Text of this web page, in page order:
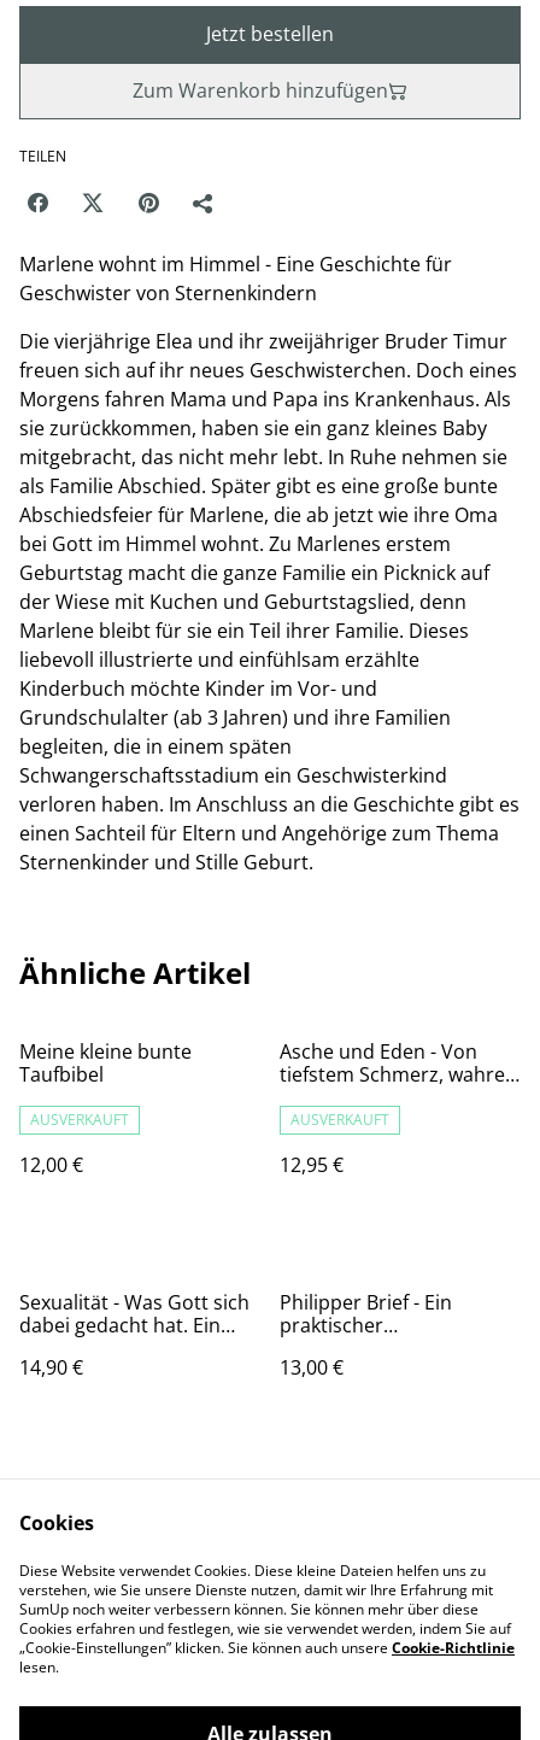
Jetzt bestellen
Zum Warenkorb hinzufügen
TEILEN
Marlene wohnt im Himmel - Eine Geschichte für
Geschwister von Sternenkindern
Die vierjährige Elea und ihr zweijähriger Bruder Timur
freuen sich auf ihr neues Geschwisterchen. Doch eines
Morgens fahren Mama und Papa ins Krankenhaus. Als
sie zurückkommen, haben sie ein ganz kleines Baby
mitgebracht, das nicht mehr lebt. In Ruhe nehmen sie
als Familie Abschied. Später gibt es eine große bunte
Abschiedsfeier für Marlene, die ab jetzt wie ihre Oma
bei Gott im Himmel wohnt. Zu Marlenes erstem
Geburtstag macht die ganze Familie ein Picknick auf
der Wiese mit Kuchen und Geburtstagslied, denn
Marlene bleibt für sie ein Teil ihrer Familie. Dieses
liebevoll illustrierte und einfühlsam erzählte
Kinderbuch möchte Kinder im Vor- und
Grundschulalter (ab 3 Jahren) und ihre Familien
begleiten, die in einem späten
Schwangerschaftsstadium ein Geschwisterkind
verloren haben. Im Anschluss an die Geschichte gibt es
einen Sachteil für Eltern und Angehörige zum Thema
Sternenkinder und Stille Geburt.
Ähnliche Artikel
Meine kleine bunte
Taufbibel
AUSVERKAUFT
12,00 €
Asche und Eden - Von
tiefstem Schmerz, wahrer
Begegnung, die alles
verändert.
AUSVERKAUFT
12,95 €
Sexualität - Was Gott sich
dabei gedacht hat. Ein
14,90 €
Philipper Brief - Ein
praktischer
Meyer
13,00 €
Kontaktieren Sie uns
Rechtliche
Bestimmungen
Datenschutzbestimm
ungen von SumUp
Cookie-Richtlinie
Cookies
Diese Website verwendet Cookies. Diese kleine Dateien helfen uns zu
verstehen, wie Sie unsere Dienste nutzen, damit wir Ihre Erfahrung mit
SumUp noch weiter verbessern können. Sie können mehr über diese
Cookies erfahren und festlegen, wie sie verwendet werden, indem Sie auf
„Cookie-Einstellungen” klicken. Sie können auch unsereCookie-Richtlinie
lesen.
Alle zulassen